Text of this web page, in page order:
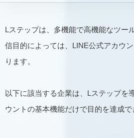
Lステップは、多機能で高機能なツー
信目的によっては、LINE公式アカウ
ります。
以下に該当する企業は、Lステップを
ウントの基本機能だけで目的を達成で